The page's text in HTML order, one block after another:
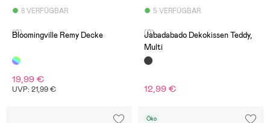
8 VERFÜGBAR
(0)
Bloomingville Remy Decke
19,99 €
UVP: 21,99 €
5 VERFÜGBAR
(0)
Jabadabado Dekokissen Teddy,
Multi
12,99 €
Öko